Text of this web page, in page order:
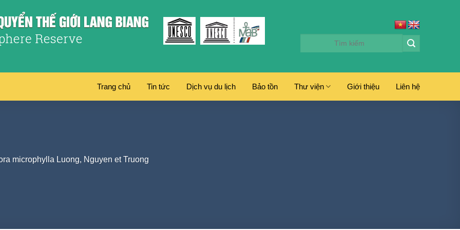
Trang chủ Tin tức Dịch vụ du lịch Bảo tồn Thư viện Giới thiệu Liên hệ
microphylla Luong, Nguyen et Truong